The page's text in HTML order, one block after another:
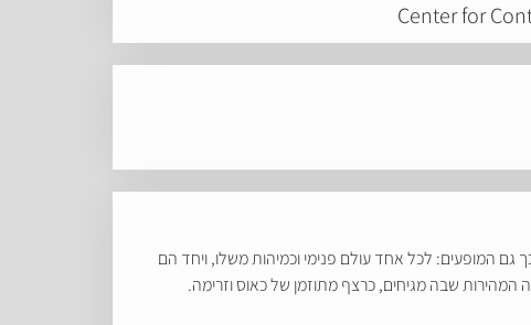
Center for
גם המופעים: לכל אחד עולם פנימי וכמיהות משלו, ויחד הם
שבה מגיחים, כרצף מתוזמן של כאוס וזרימה.